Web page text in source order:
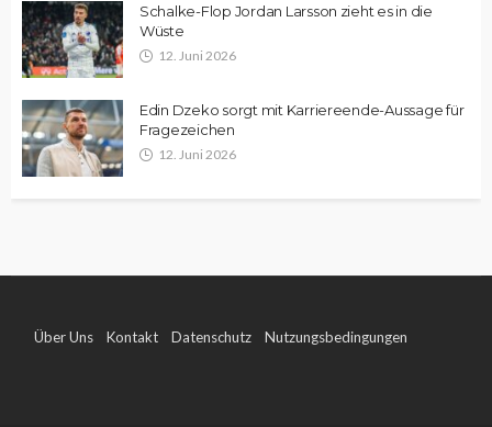
Schalke-Flop Jordan Larsson zieht es in die
Wüste
12. Juni 2026
Edin Dzeko sorgt mit Karriereende-Aussage für
Fragezeichen
12. Juni 2026
Über Uns Kontakt Datenschutz Nutzungsbedingungen